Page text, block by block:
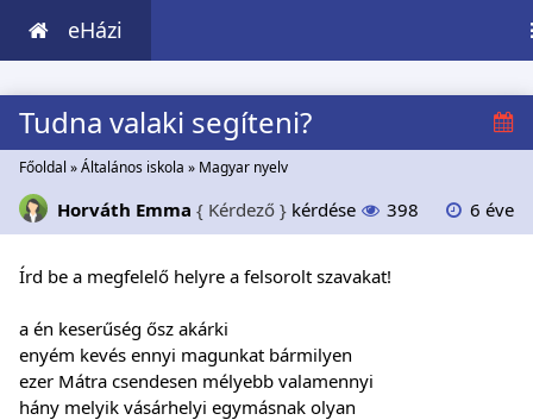
eHázi
Tudna valaki segíteni?
Főoldal »Általános iskola » Magyar nyelv
Horváth Emma { Kérdező } kérdése 398 6 éve
Írd be a megfelelő helyre a felsorolt szavakat!
a én keserűség ősz akárki
enyém kevés ennyi magunkat bármilyen
ezer Mátra csendesen mélyebb valamennyi
hány melyik vásárhelyi egymásnak olyan